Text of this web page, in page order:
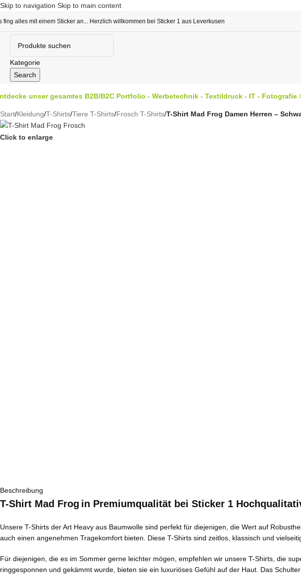
Skip to navigation Skip to main content
fing alles mit einem Sticker an... Herzlich willkommen bei Sticker 1 aus Leverkusen
Kategorie
Search
unser gesamtes B2B/B2C Portfolio - Werbetechnik - Textildruck - IT - Fotografie
Start/Kleidung/T-Shirts/Tiere T-Shirts/Frosch T-Shirts/T-Shirt Mad Frog Damen Herren –
Click to enlarge
Beschreibung
T-Shirt Mad Frog in Premiumqualität bei Sticker 1
Unsere T-Shirts der Art Heavy aus Baumwolle sind perfekt für diejenigen, die Wert auf
auch einen angenehmen Tragekomfort bieten. Diese T-Shirts sind zeitlos, klassisch und
Für diejenigen, die es im Sommer gerne leichter mögen, empfehlen wir unsere T-Shirts, die
ringgesponnen und gekämmt wurde, bieten sie ein luxuriöses Gefühl auf der Haut. Das